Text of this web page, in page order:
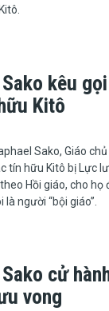
kêu
Kitô
Sako, Giáo
tín hữu Kitô bị Lực
Hồi giáo, cho
người “bội giáo”.
cử
vong